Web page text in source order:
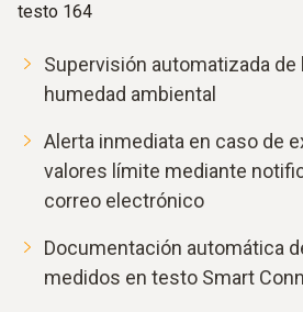
testo 164
Supervisión automatizada de
humedad ambiental
Alerta inmediata en caso de
valores límite mediante
correo electrónico
Documentación automática
medidos en testo Smart